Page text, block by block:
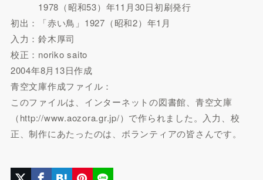
1978（昭和53）年11月30日初刷発行
初出：「赤い鳥」1927（昭和2）年1月
入力：鈴木厚司
校正：noriko saito
2004年8月13日作成
青空文庫作成ファイル：
このファイルは、インターネットの図書館、青空文庫
（http://www.aozora.gr.jp/）で作られました。入力、校
正、制作にあたったのは、ボランティアの皆さんです。